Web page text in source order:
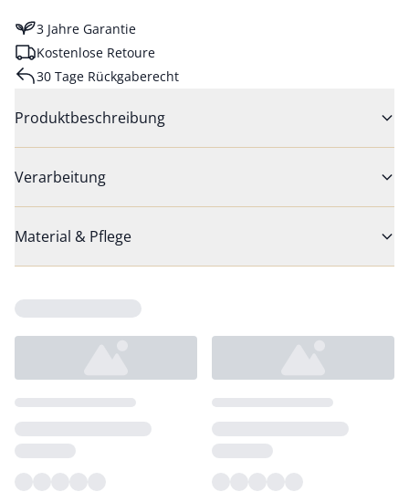
3 Jahre Garantie
Kostenlose Retoure
30 Tage Rückgaberecht
Produktbeschreibung
Verarbeitung
Material & Pflege